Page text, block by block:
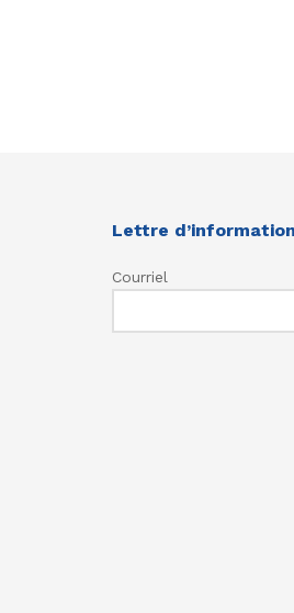
Lettre d’information
Courriel